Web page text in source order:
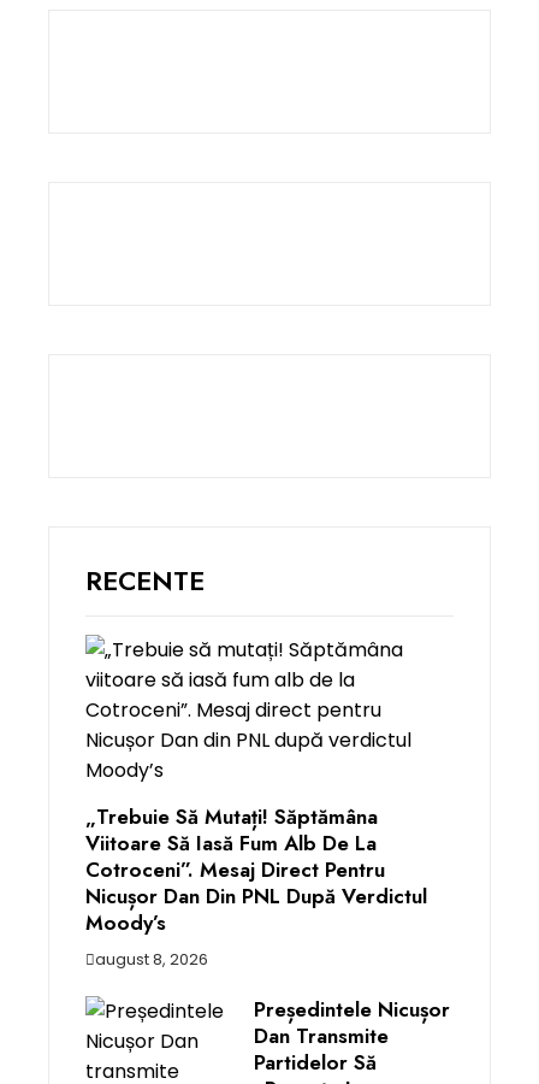
RECENTE
„Trebuie Să Mutați! Săptămâna
Viitoare Să Iasă Fum Alb De La
Cotroceni”. Mesaj Direct Pentru
Nicușor Dan Din PNL După Verdictul
Moody’s
august 8, 2026
Președintele Nicușor
Dan Transmite
Partidelor Să